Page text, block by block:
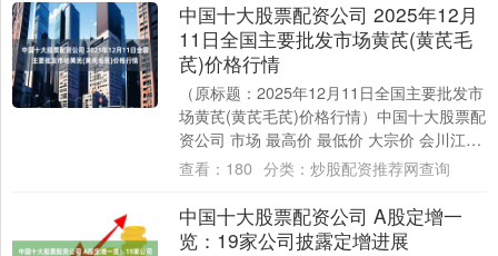
中国十大股票配资公司 2025年12月
11日全国主要批发市场黄芪(黄芪毛
芪)价格行情
（原标题：2025年12月11日全国主要批发市
场黄芪(黄芪毛芪)价格行情）中国十大股票配
资公司 市场 最高价 最低价 大宗价 会川江能
中药材综合贸易市场 10.....
查看： 180 分类： 炒股配资推荐网查询
中国十大股票配资公司 A股定增一
览：19家公司披露定增进展